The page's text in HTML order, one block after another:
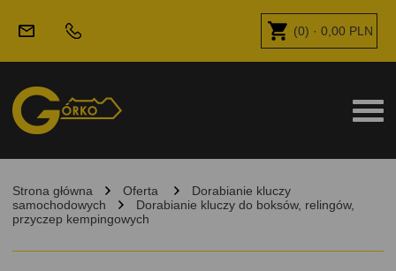
(0) · 0,00 PLN
Strona główna Oferta
Dorabianie kluczy
samochodowych
Dorabianie kluczy do boksów, relingów,
przyczep kempingowych